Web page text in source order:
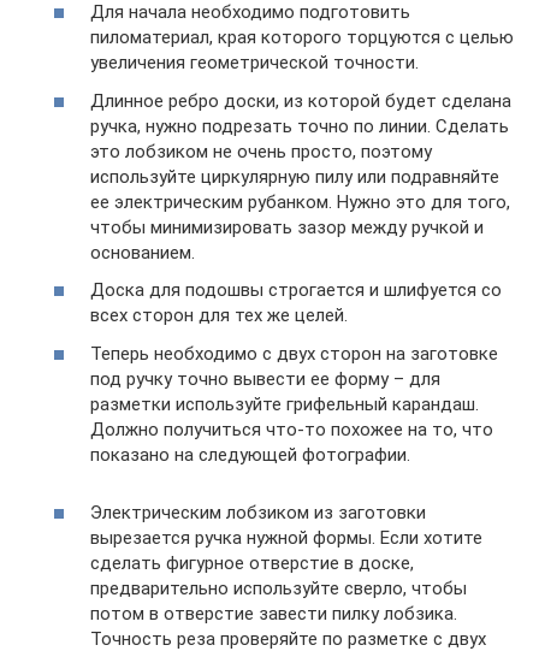
Для начала необходимо подготовить
пиломатериал, края которого торцуются с целью
увеличения геометрической точности.
Длинное ребро доски, из которой будет сделана
ручка, нужно подрезать точно по линии. Сделать
это лобзиком не очень просто, поэтому
используйте циркулярную пилу или подравняйте
ее электрическим рубанком. Нужно это для того,
чтобы минимизировать зазор между ручкой и
основанием.
Доска для подошвы строгается и шлифуется со
всех сторон для тех же целей.
Теперь необходимо с двух сторон на заготовке
под ручку точно вывести ее форму – для
разметки используйте грифельный карандаш.
Должно получиться что-то похожее на то, что
показано на следующей фотографии.
Электрическим лобзиком из заготовки
вырезается ручка нужной формы. Если хотите
сделать фигурное отверстие в доске,
предварительно используйте сверло, чтобы
потом в отверстие завести пилку лобзика.
Точность реза проверяйте по разметке с двух